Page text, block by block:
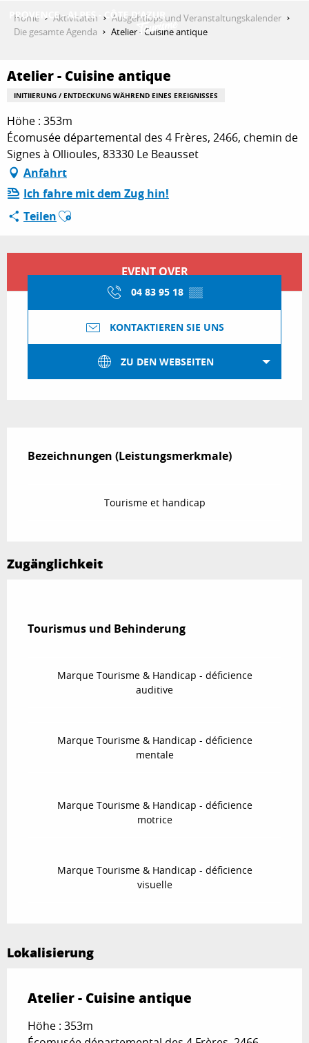
contenu
AKTIVITÄTEN
AUFENTHALT
ESPACE PRO
Home Aktivitäten
Ausgehtipps und Veranstaltungskalender
Die gesamte Agenda
Atelier - Cuisine antique
Atelier - Cuisine antique
INITIIERUNG / ENTDECKUNG WÄHREND EINES EREIGNISSES
Höhe : 353m
Écomusée départemental des 4 Frères, 2466, chemin de
Signes à Ollioules, 83330 Le Beausset
Anfahrt
Ich fahre mit dem Zug hin!
TeilenAjouter aux favoris
Öffnungszeiten & Kontaktdaten
EVENT OVER
04 83 95 18 ▒▒
KONTAKTIEREN SIE UNS
ZU DEN WEBSEITEN
Bezeichnungen (Leistungsmerkmale)
Bezeichnungen (Leistungsmerkmale)
Tourisme et handicap
Zugänglichkeit
Tourismus und Behinderung
Tourismus und Behinderung
Marque Tourisme & Handicap - déficience
auditive
Marque Tourisme & Handicap - déficience
mentale
Marque Tourisme & Handicap - déficience
motrice
Marque Tourisme & Handicap - déficience
visuelle
Lokalisierung
Atelier - Cuisine antique
Höhe : 353m